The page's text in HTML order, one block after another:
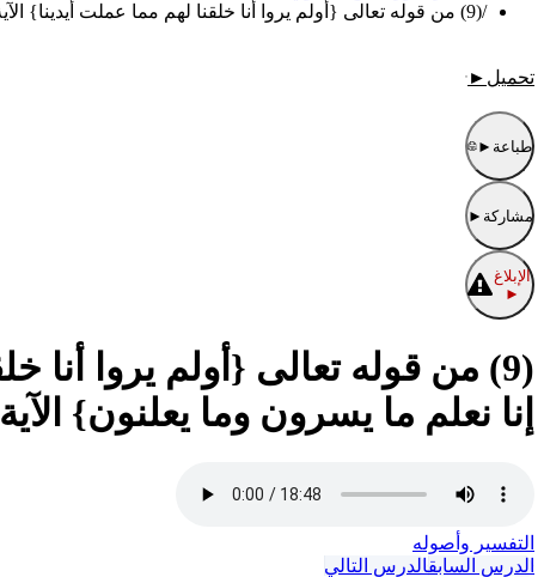
/(9) من قوله تعالى {أولم يروا أنا خلقنا لهم مما عملت أيدينا} الآية 71 إلى قوله تعالى {فلا يحزنك قولهم إنا نعلم ما يسرون وما يعلنون} الآية 76
تحميل ►
طباعة ►
مشاركة ►
الإبلاغ
►
إنا نعلم ما يسرون وما يعلنون} الآية 76
التفسير وأصوله
الدرس السابقالدرس التالي